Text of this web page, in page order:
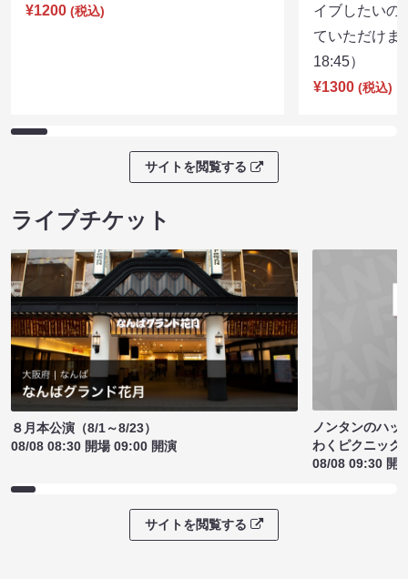
¥1200 (税込)
イブしたいの
ていただけ
18:45）
¥1300 (税込)
サイトを閲覧する
ライブチケット
８月本公演（8/1～8/23）
08/08 08:30 開場 09:00 開演
ノンタンのハッ
わくピクニック
08/08 09:30 開
サイトを閲覧する